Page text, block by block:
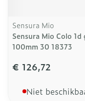
Sensura Mio
Sensura Mio Colo 1d
100mm 30 18373
€ 126,72
Niet